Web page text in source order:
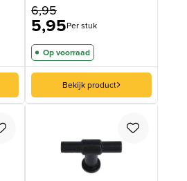
6,95
5,95Per stuk
Op voorraad
Bekijk product